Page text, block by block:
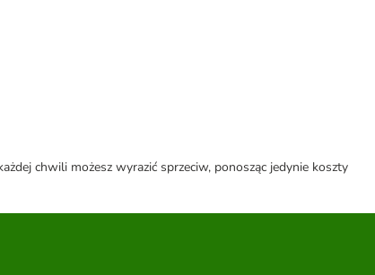
chwili możesz wyrazić sprzeciw, ponosząc jedynie koszty